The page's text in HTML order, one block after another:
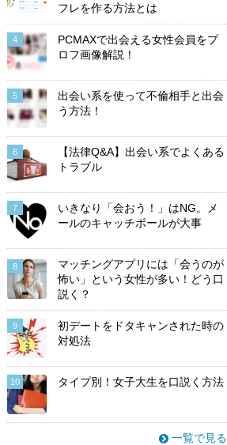
フレを作る方法とは
4
PCMAXで出会える女性会員をプ
ロフ画像解説！
5
出会い系を使って不倫相手と出会
う方法！
6
【法律Q&A】出会い系でよくある
トラブル
7
いきなり「会おう！」はNG。メ
ールのキャッチボールが大事
8
マッチングアプリには「会うのが
怖い」という女性が多い！どう口
説く？
9
初デートをドタキャンされた時の
対処法
10 タイプ別！女子大生を口説く方法
一覧で見る